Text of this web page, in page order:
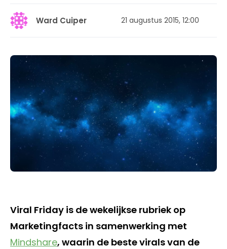
Ward Cuiper 21 augustus 2015, 12:00
Viral Friday is de wekelijkse rubriek op
Marketingfacts in samenwerking met
Mindshare, waarin de beste virals van de